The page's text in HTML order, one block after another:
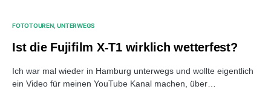
FOTOTOUREN UNTERWEGS
Ist die Fujifilm X-T1 wirklich wetterfest?
Ich war mal wieder in Hamburg unterwegs und wollte eigentlich
ein Video für meinen YouTube Kanal machen, über…